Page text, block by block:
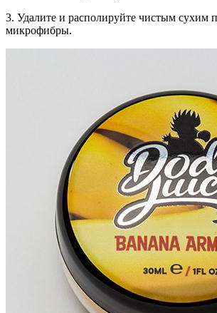
3. Удалите и располируйте чистым сухим
микрофибры.